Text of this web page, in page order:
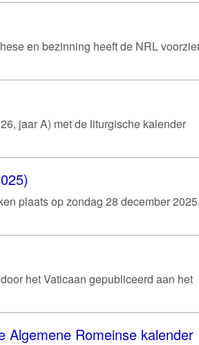
en bezinning heeft de NRL
jaar A) met de liturgische kalender
plaats op zondag 28 december 2025,
het Vaticaan gepubliceerd aan het
Algemene Romeinse kalender